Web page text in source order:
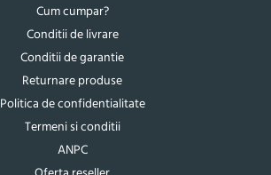
Cum cumpar?
Conditii de livrare
Conditii de garantie
Returnare produse
Politica de confidentialitate
Termeni si conditii
ANPC